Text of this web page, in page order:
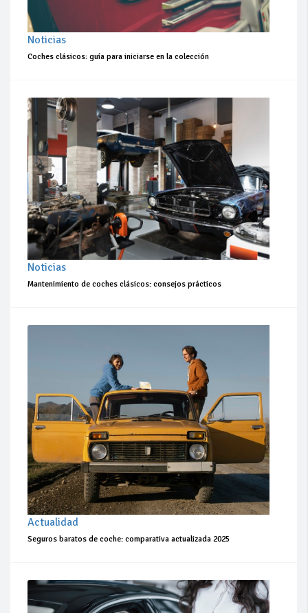
Noticias
Coches clásicos: guía para iniciarse en la colección
Noticias
Mantenimiento de coches clásicos: consejos prácticos
Actualidad
Seguros baratos de coche: comparativa actualizada 2025